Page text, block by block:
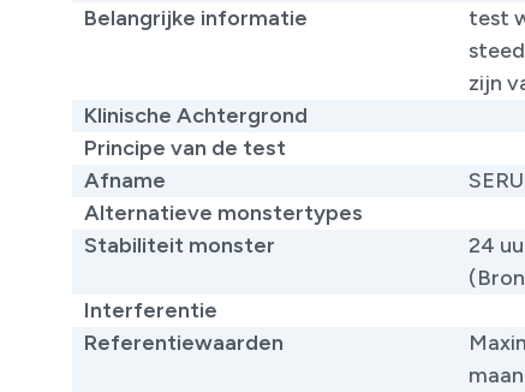
Belangrijke informatie
​​test
zijn
Klinische Achtergrond
Principe van de test
Afname
Alternatieve monstertypes
Stabiliteit monster
24
Interferentie
Referentiewaarden